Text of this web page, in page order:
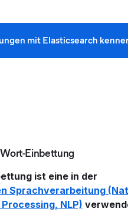
mit Elasticsearch
Einbettung
ist eine in der
Sprachverarbeitung
NLP)